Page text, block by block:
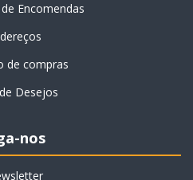
Encomendas
de compras
Desejos
nos